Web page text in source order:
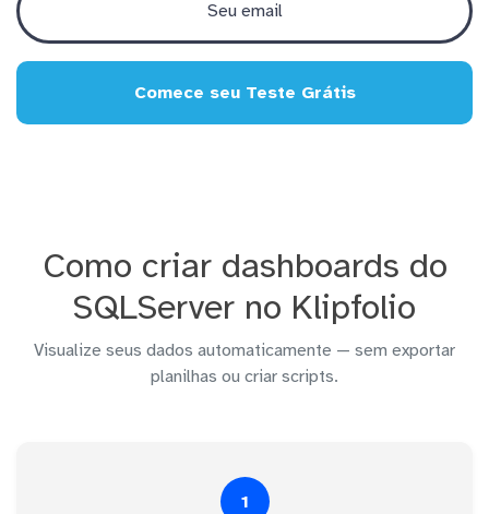
Comece seu Teste Grátis
Como criar dashboards do
SQLServer no Klipfolio
Visualize seus dados automaticamente — sem exportar
planilhas ou criar scripts.
1